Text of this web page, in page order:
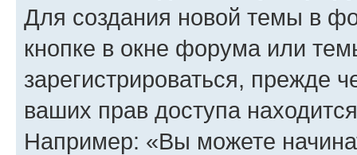
Для создания новой темы в
кнопке в окне форума или
зарегистрироваться, прежде
ваших прав доступа
Например: «Вы можете